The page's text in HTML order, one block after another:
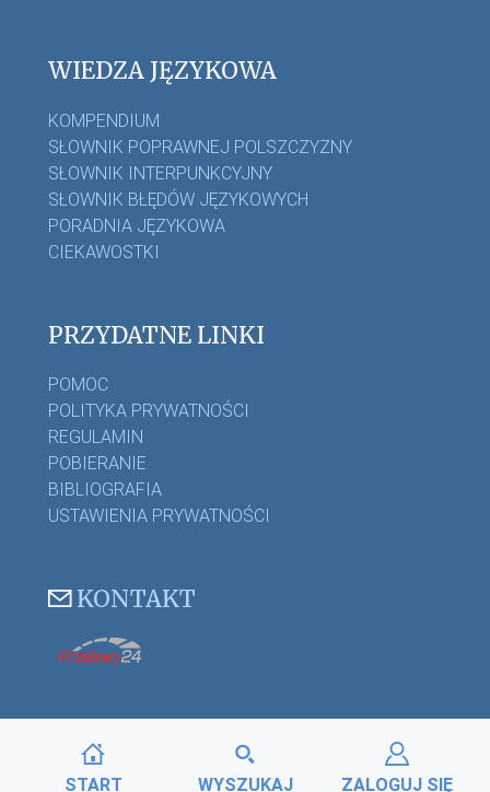
WIEDZA JĘZYKOWA
KOMPENDIUM
SŁOWNIK POPRAWNEJ POLSZCZYZNY
SŁOWNIK INTERPUNKCYJNY
SŁOWNIK BŁĘDÓW JĘZYKOWYCH
PORADNIA JĘZYKOWA
CIEKAWOSTKI
PRZYDATNE LINKI
POMOC
POLITYKA PRYWATNOŚCI
REGULAMIN
POBIERANIE
BIBLIOGRAFIA
USTAWIENIA PRYWATNOŚCI
KONTAKT
START WYSZUKAJ ZALOGUJ SIĘ